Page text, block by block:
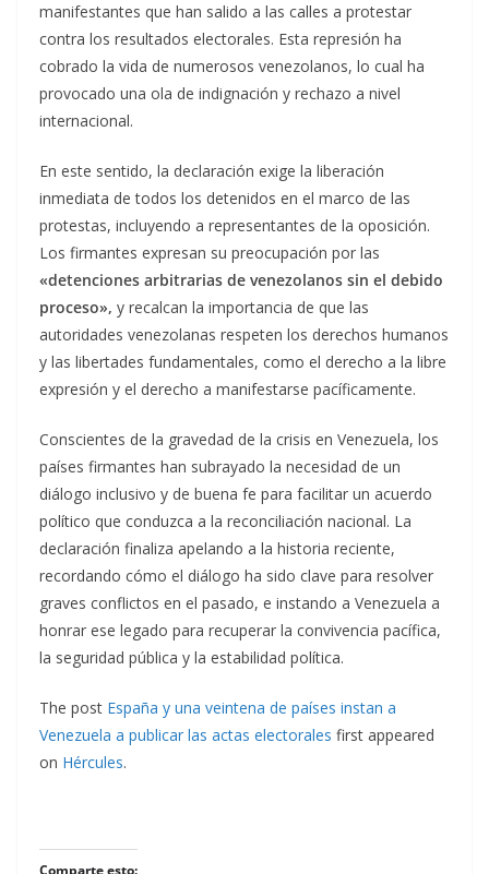
manifestantes que han salido a las calles a protestar
contra los resultados electorales. Esta represión ha
cobrado la vida de numerosos venezolanos, lo cual ha
provocado una ola de indignación y rechazo a nivel
internacional.
En este sentido, la declaración exige la liberación
inmediata de todos los detenidos en el marco de las
protestas, incluyendo a representantes de la oposición.
Los firmantes expresan su preocupación por las
«detenciones arbitrarias de venezolanos sin el debido
proceso», y recalcan la importancia de que las
autoridades venezolanas respeten los derechos humanos
y las libertades fundamentales, como el derecho a la libre
expresión y el derecho a manifestarse pacíficamente.
Conscientes de la gravedad de la crisis en Venezuela, los
países firmantes han subrayado la necesidad de un
diálogo inclusivo y de buena fe para facilitar un acuerdo
político que conduzca a la reconciliación nacional. La
declaración finaliza apelando a la historia reciente,
recordando cómo el diálogo ha sido clave para resolver
graves conflictos en el pasado, e instando a Venezuela a
honrar ese legado para recuperar la convivencia pacífica,
la seguridad pública y la estabilidad política.
The post España y una veintena de países instan a
Venezuela a publicar las actas electorales first appeared
on Hércules.
Comparte esto: